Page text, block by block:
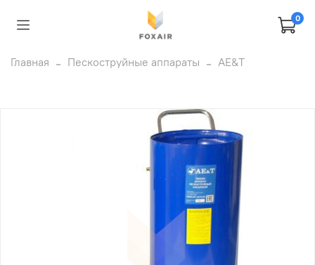
0
Главная Пескоструйные аппараты AE&T